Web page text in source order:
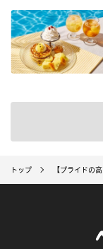
トップ 【プライドの